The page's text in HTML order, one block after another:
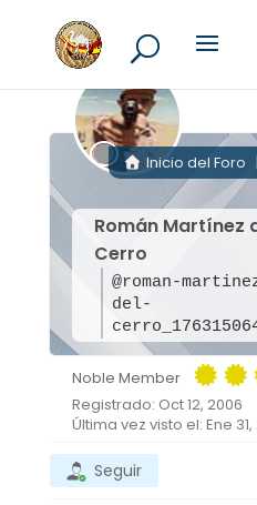
Román Martínez
Cerro
@roman-
del-
Inicio del Foro
Noble Member
Registrado: Oct 12, 2006
Última vez visto el: Ene 31,
Seguir